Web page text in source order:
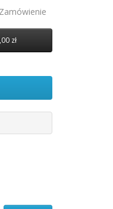
Zamówienie
zł